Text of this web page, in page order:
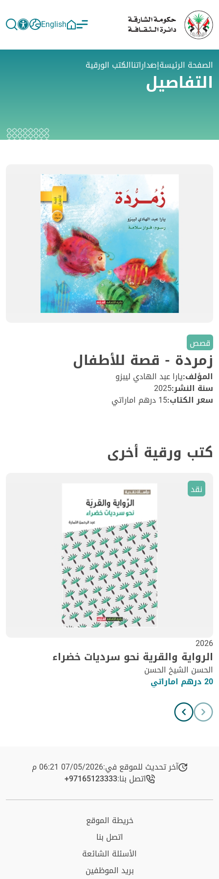
English
الصفحة الرئيسةإصداراتناالكتب الورقية
التفاصيل
قصص
زمردة - قصة للأطفال
المؤلف:يارا عبد الهادي ليبزو
سنة النشر:2025
سعر الكتاب:15 درهم اماراتي
كتب ورقية أخرى
نقد
2026
الرواية والقرية نحو سرديات خضراء
الحسن الشيخ الحسن
20 درهم اماراتي
آخر تحديث للموقع في:07/05/2026 06:21 م
اتصل بنا:+97165123333​
خريطة الموقع
اتصل بنا
الأسئلة الشائعة
بريد الموظفين